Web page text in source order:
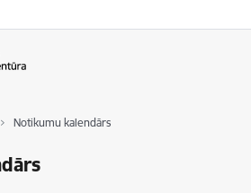
Notikumu kalendārs